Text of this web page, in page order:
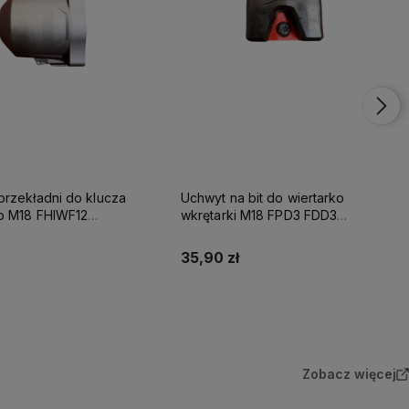
do klucza
FHIWF12
Uchwyt na bit do wiertarko
wkrętarki M18 FPD3 FDD3
35,90 zł
Zobacz więcej